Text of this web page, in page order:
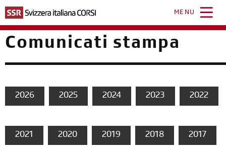
contenuto
principale
MENU
Comunicati stampa
2026 2025 2024 2023 2022
2021 2020 2019 2018 2017